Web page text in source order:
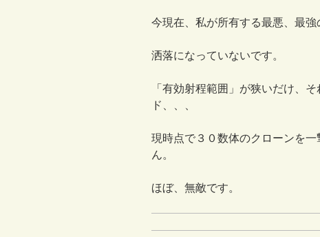
今現在、私が所有する最悪、最強
洒落になっていないです。
「有効射程範囲」が狭いだけ、
ド、、、
現時点で３０数体のクローンを
ん。
ほぼ、無敵です。